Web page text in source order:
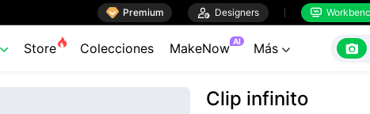
 Premium  Designers 
 Store Colecciones MakeNow AI Más  
Clip infinito